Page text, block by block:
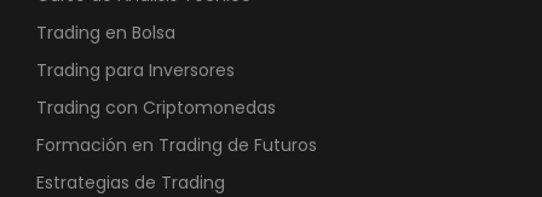
Trading en Bolsa
Trading para Inversores
Trading con Criptomonedas
Formación en Trading de Futuros
Estrategias de Trading